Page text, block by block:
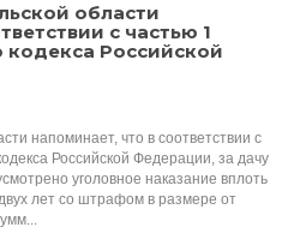
области
с частью 1
кодекса Российской
напоминает, что в соответствии с
Российской Федерации, за дачу
уголовное наказание вплоть
лет со штрафом в размере от